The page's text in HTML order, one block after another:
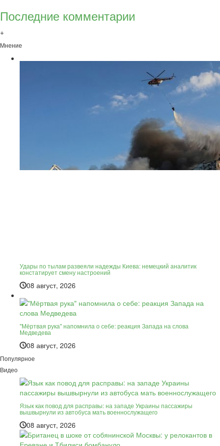
Последние комментарии
+
Мнение
Удары по тылам развеяли надежды Киева: немецкий аналитик
констатирует смену настроений
08 август, 2026
"Мёртвая рука" напомнила о себе: реакция Запада на слова
Медведева
08 август, 2026
Популярное
Видео
Язык как повод для расправы: на западе Украины пассажиры
вышвырнули из автобуса мать военнослужащего
08 август, 2026